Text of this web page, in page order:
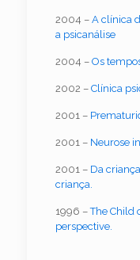
2004 – A clínica
a psicanálise
2004 – Os
2002 – Clínica
2001 –
2001 – Neurose
2001 – Da
criança.
1996 –The Child
perspective.